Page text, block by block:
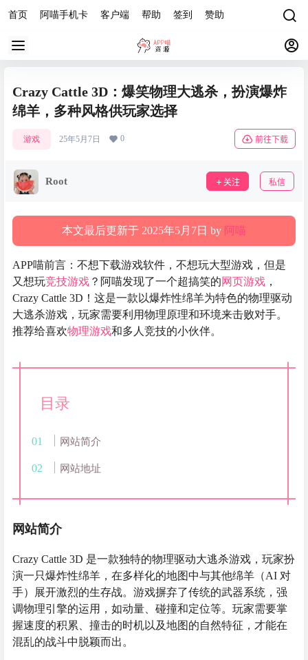
首页 阿喵手机卡 客户端 帮助 签到 赞助
Crazy Cattle 3D：爆笑物理大逃杀，扮演爆炸
绵羊，多种风格供玩家选择
游戏 25年5月7日 0 前往下载
Root 关注 私信
本文最后更新于 2025年5月7日 by 阿喵
APP喵前言：不想下载游戏软件，不想玩大型游戏，但是
又想玩竞技游戏 ？阿喵发现了一个超搞笑的网页游戏 ，
Crazy Cattle 3D！这是一款以爆炸性绵羊为特色的物理驱动
大逃杀游戏，玩家需要利用物理原理和环境来击败对手。
推荐给喜欢物理游戏和多人竞技的小伙伴。
目录
网站简介
网站地址
网站简介
Crazy Cattle 3D 是一款独特的物理驱动大逃杀游戏，玩家扮
演一只爆炸性绵羊，在多样化的地图中与其他绵羊（AI 对
手）展开激烈的生存战。游戏摒弃了传统的武器系统，强
调物理引擎的运用，如动量、碰撞和定位等。玩家需要掌
握速度的积累、撞击的时机以及地图的自然特征，才能在
混乱的战斗中脱颖而出。